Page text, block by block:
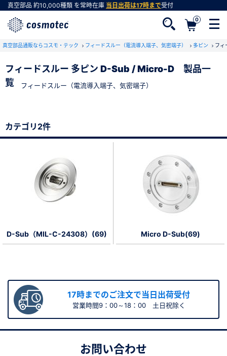
真空部品 約10,000種類 を常時在庫 当日出荷は17時まで受付
0
真空部品通販ならコスモ・テック フィードスルー（電流導入端子、気密端子） 多ピン フィ
フィードスルー 多ピン D-Sub / Micro-D 製品一
覧
フィードスルー（電流導入端子、気密端子）
カテゴリ2件
D-Sub（MIL-C-24308）(69) Micro D-Sub(69)
17時までのご注文で当日出荷受付
営業時間9：00～18：00 土日祝除く
お問い合わせ
会員登録がお済みでない方
があります。また当社の判断によりお断りする場合があります。
会員の方はこちら
ログイン